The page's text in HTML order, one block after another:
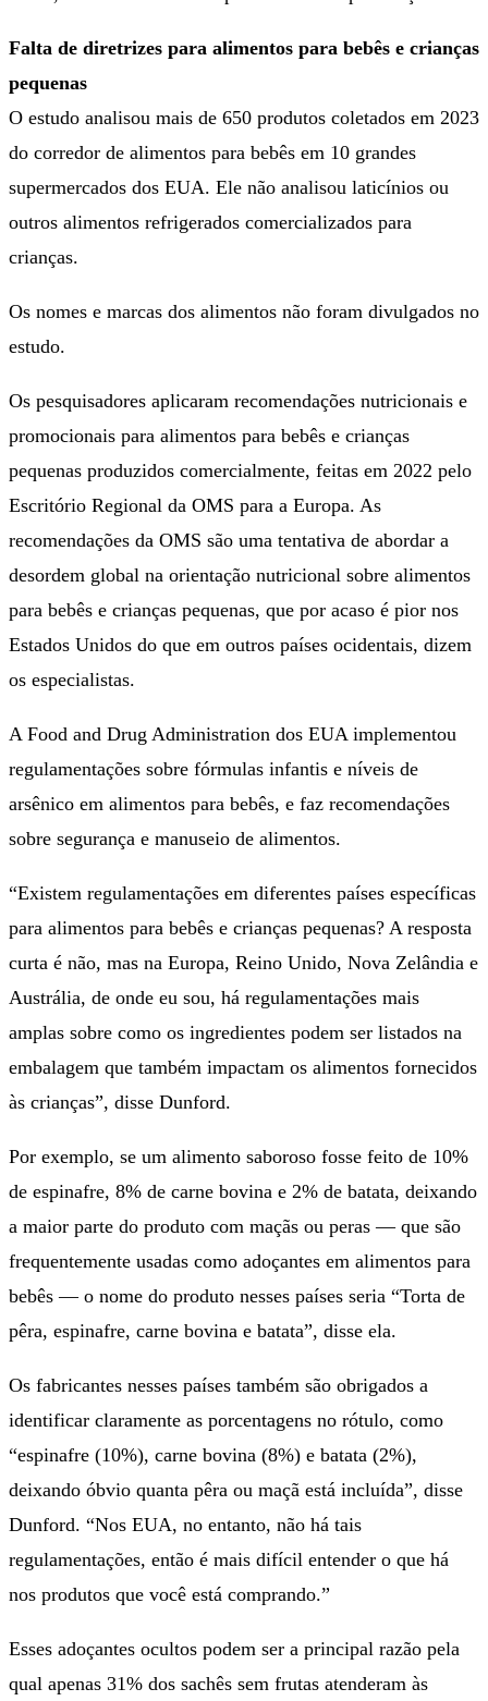
Falta de diretrizes para alimentos para bebês e crianças
pequenas
O estudo analisou mais de 650 produtos coletados em 2023
do corredor de alimentos para bebês em 10 grandes
supermercados dos EUA. Ele não analisou laticínios ou
outros alimentos refrigerados comercializados para
crianças.
Os nomes e marcas dos alimentos não foram divulgados no
estudo.
Os pesquisadores aplicaram recomendações nutricionais e
promocionais para alimentos para bebês e crianças
pequenas produzidos comercialmente, feitas em 2022 pelo
Escritório Regional da OMS para a Europa. As
recomendações da OMS são uma tentativa de abordar a
desordem global na orientação nutricional sobre alimentos
para bebês e crianças pequenas, que por acaso é pior nos
Estados Unidos do que em outros países ocidentais, dizem
os especialistas.
A Food and Drug Administration dos EUA implementou
regulamentações sobre fórmulas infantis e níveis de
arsênico em alimentos para bebês, e faz recomendações
sobre segurança e manuseio de alimentos.
“Existem regulamentações em diferentes países específicas
para alimentos para bebês e crianças pequenas? A resposta
curta é não, mas na Europa, Reino Unido, Nova Zelândia e
Austrália, de onde eu sou, há regulamentações mais
amplas sobre como os ingredientes podem ser listados na
embalagem que também impactam os alimentos fornecidos
às crianças”, disse Dunford.
Por exemplo, se um alimento saboroso fosse feito de 10%
de espinafre, 8% de carne bovina e 2% de batata, deixando
a maior parte do produto com maçãs ou peras — que são
frequentemente usadas como adoçantes em alimentos para
bebês — o nome do produto nesses países seria “Torta de
pêra, espinafre, carne bovina e batata”, disse ela.
Os fabricantes nesses países também são obrigados a
identificar claramente as porcentagens no rótulo, como
“espinafre (10%), carne bovina (8%) e batata (2%),
deixando óbvio quanta pêra ou maçã está incluída”, disse
Dunford. “Nos EUA, no entanto, não há tais
regulamentações, então é mais difícil entender o que há
nos produtos que você está comprando.”
Esses adoçantes ocultos podem ser a principal razão pela
qual apenas 31% dos sachês sem frutas atenderam às